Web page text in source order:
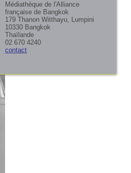
Médiathèque de l'Alliance
française de Bangkok
179 Thanon Witthayu, Lumpini
10330 Bangkok
Thaïlande
02 670 4240
contact